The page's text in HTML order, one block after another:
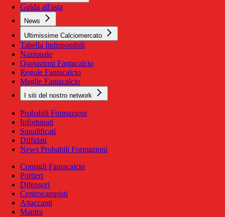
Guida all'asta
News
Ultimissime Calciomercato
Tabella Indisponibili
Nazionale
Quotazioni Fantacalcio
Regole Fantacalcio
Maglie Fantacalcio
I siti del nostro network
Probabili Formazioni
Infortunati
Squalificati
Diffidati
News Probabili Formazioni
Consigli Fantacalcio
Portieri
Difensori
Centrocampisti
Attaccanti
Mantra